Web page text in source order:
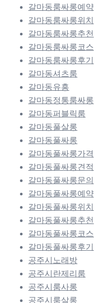
갈마동룸싸롱예약
갈마동룸싸롱위치
갈마동룸싸롱추천
갈마동룸싸롱코스
갈마동룸싸롱후기
갈마동셔츠룸
갈마동유흥
갈마동정통룸싸롱
갈마동퍼블릭룸
갈마동풀살롱
갈마동풀싸롱
갈마동풀싸롱가격
갈마동풀싸롱견적
갈마동풀싸롱문의
갈마동풀싸롱예약
갈마동풀싸롱위치
갈마동풀싸롱추천
갈마동풀싸롱코스
갈마동풀싸롱후기
공주시노래방
공주시란제리룸
공주시룸사롱
공주시룸살롱